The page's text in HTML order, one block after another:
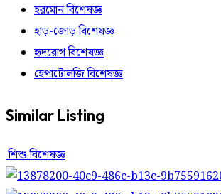
হরমোন বিশেষজ্ঞ
হাড়-জোড় বিশেষজ্ঞ
হৃদরোগ বিশেষজ্ঞ
হেপাটোলজি বিশেষজ্ঞ
Similar Listing
শিশু বিশেষজ্ঞ